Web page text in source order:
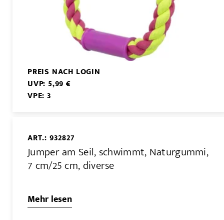
PREIS NACH LOGIN
UVP: 5,99 €
VPE: 3
ART.: 932827
Jumper am Seil, schwimmt, Naturgummi,
7 cm/25 cm, diverse
Mehr lesen